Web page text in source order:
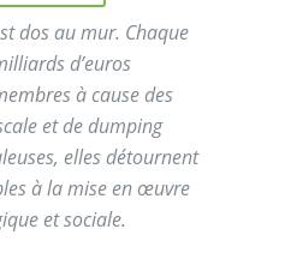
dos au mur. Chaque
d’euros
à cause des
et de dumping
elles détournent
à la mise en œuvre
et sociale.